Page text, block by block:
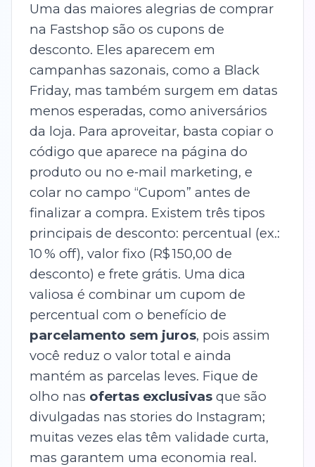
Uma das maiores alegrias de comprar
na Fastshop são os cupons de
desconto. Eles aparecem em
campanhas sazonais, como a Black
Friday, mas também surgem em datas
menos esperadas, como aniversários
da loja. Para aproveitar, basta copiar o
código que aparece na página do
produto ou no e‑mail marketing, e
colar no campo “Cupom” antes de
finalizar a compra. Existem três tipos
principais de desconto: percentual (ex.:
10 % off), valor fixo (R$ 150,00 de
desconto) e frete grátis. Uma dica
valiosa é combinar um cupom de
percentual com o benefício de
parcelamento sem juros, pois assim
você reduz o valor total e ainda
mantém as parcelas leves. Fique de
olho nas ofertas exclusivasque são
divulgadas nas stories do Instagram;
muitas vezes elas têm validade curta,
mas garantem uma economia real.